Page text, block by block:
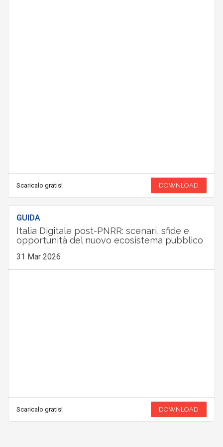
Scaricalo gratis! DOWNLOAD
GUIDA
Italia Digitale post-PNRR: scenari, sfide e
opportunità del nuovo ecosistema pubblico
31 Mar 2026
Scaricalo gratis! DOWNLOAD